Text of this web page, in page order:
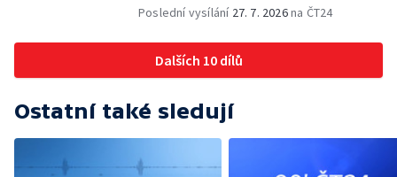
Poslední vysílání 27. 7. 2026na ČT24
Dalších 10 dílů
Ostatní také sledují